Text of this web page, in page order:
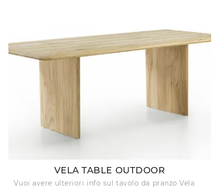
VELA TABLE OUTDOOR
Vuoi avere ulteriori info sul tavolo da pranzo Vela